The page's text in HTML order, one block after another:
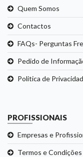
Quem Somos
Contactos
FAQs- Perguntas
Pedido de
Politica de
PROFISSIONAIS
Empresas e
Termos e Condições